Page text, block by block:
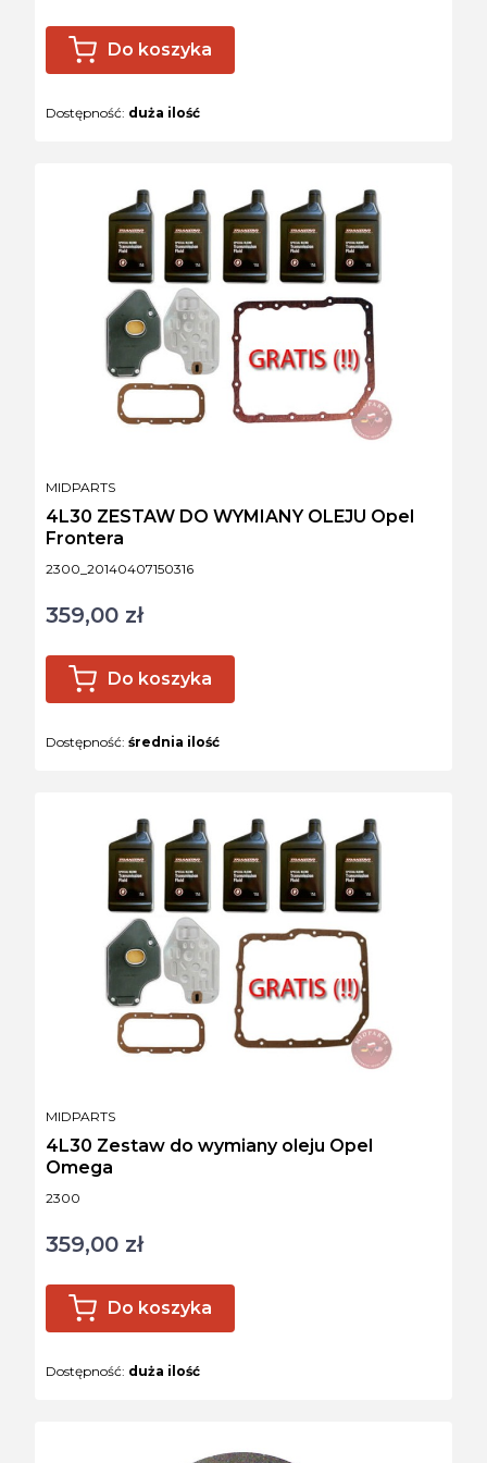
Do koszyka
Dostępność: duża ilość
Kod produktu
2300_20140407150316
4L30 ZESTAW DO WYMIANY OLEJU Opel
Frontera
PRODUCENT
MIDPARTS
Cena
359,00 zł
Do koszyka
Dostępność: średnia ilość
Kod produktu
2300
4L30 Zestaw do wymiany oleju Opel
Omega
PRODUCENT
MIDPARTS
Cena
359,00 zł
Do koszyka
Dostępność: duża ilość